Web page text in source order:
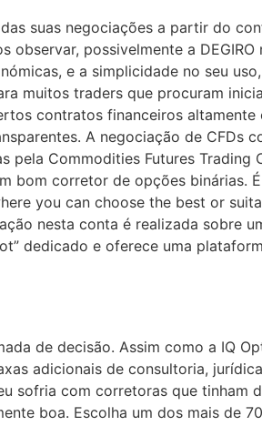
suas negociações a partir do
observar, possivelmente a
e a simplicidade no seu
muitos traders que procuram
contratos financeiros
A negociação de CFDs
pela Commodities Futures
bom corretor de opções binárias.
you can choose the best or
nesta conta é realizada sobre
dedicado e oferece uma
de decisão. Assim como a IQ
adicionais de consultoria,
sofria com corretoras que
boa. Escolha um dos mais de